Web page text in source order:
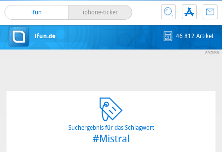
ifun iphone-ticker
ifun.de 46 812 Artikel
Suchergebnis für das Schlagwort
#Mistral